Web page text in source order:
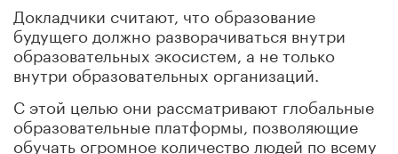
Докладчики считают, что образование
будущего должно разворачиваться внутри
образовательных экосистем, а не только
внутри образовательных организаций.
С этой целью они рассматривают глобальные
образовательные платформы, позволяющие
обучать огромное количество людей по всему